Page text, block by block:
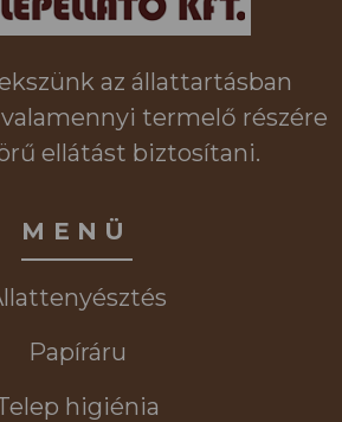
az állattartásban
termelő részére
ellátást biztosítani.
MENÜ
Papíráru
higiénia